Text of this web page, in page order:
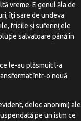
vreme. E genul ăla de
îți sare de undeva
fricile și suferințele
salvatoare până în
le-au plăsmuit l-a
într-o nouă
deloc anonimi) ale
pe un istm ce